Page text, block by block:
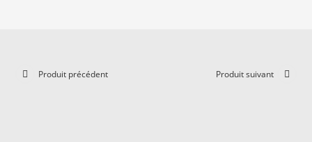
Produit précédent Produit suivant